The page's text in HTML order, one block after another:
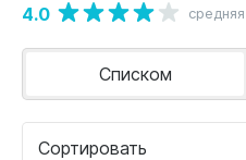
4.0
Сортировать
Списком